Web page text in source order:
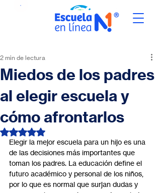
Miedos de los padres
al elegir escuela y
cómo afrontarlos
2 min de lectura
Obtuvo NaN de 5 estrellas.
Elegir la mejor escuela para un hijo es una
de las decisiones más importantes que
toman los padres. La educación define el
futuro académico y personal de los niños,
por lo que es normal que surjan dudas y